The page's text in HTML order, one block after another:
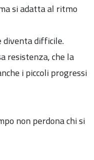
si adatta al ritmo
difficile.
resistenza, che la
i piccoli progressi
non perdona chi si